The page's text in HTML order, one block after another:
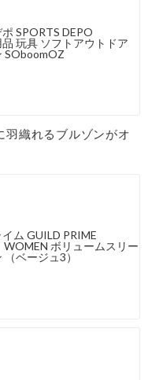
SPORTS DEPO
玩具 ソフトアウトドア
SOboomOZ
羽織れるブルゾンがオ
ム GUILD PRIME
WOMEN ボリュームスリー
ベージュ3）